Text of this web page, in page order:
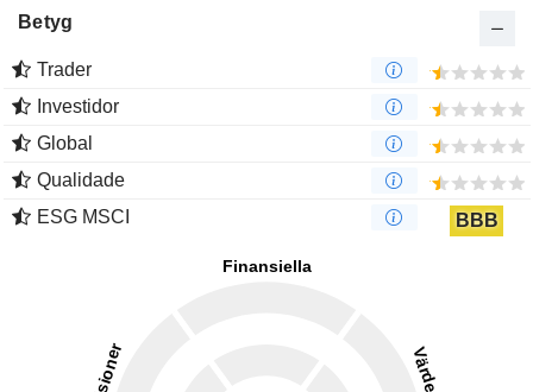
Betyg
Trader
Investidor
Global
Qualidade
ESG MSCI
BBB